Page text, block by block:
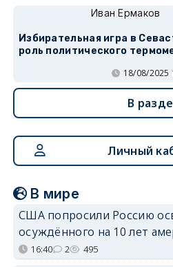
Иван Ермаков
Избирательная игра в
роль политического
18/08/2025
В
Личный
В мире
США попросили Россию
осуждённого на 10 лет
16:40 2 495